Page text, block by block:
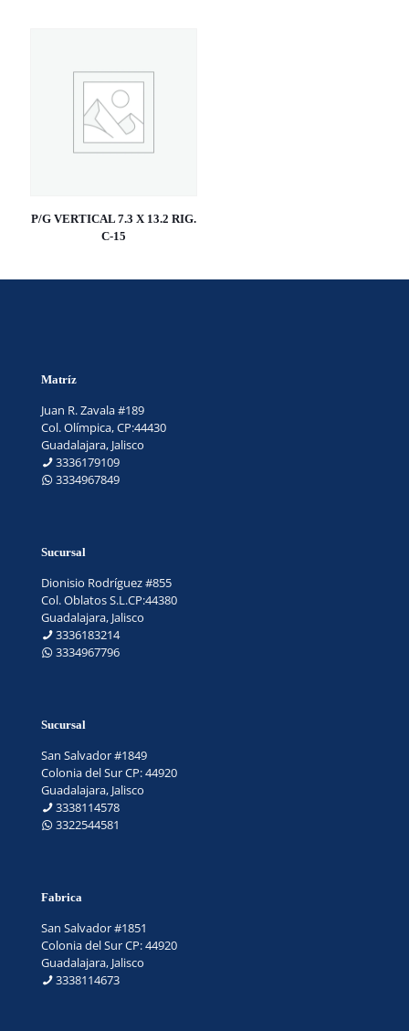
P/G VERTICAL 7.3 X 13.2 RIG.
C-15
Matríz
Juan R. Zavala #189
Col. Olímpica, CP:44430
Guadalajara, Jalisco
3336179109
3334967849
Sucursal
Dionisio Rodríguez #855
Col. Oblatos S.L.CP:44380
Guadalajara, Jalisco
3336183214
3334967796
Sucursal
San Salvador #1849
Colonia del Sur CP: 44920
Guadalajara, Jalisco
3338114578
3322544581
Fabrica
San Salvador #1851
Colonia del Sur CP: 44920
Guadalajara, Jalisco
3338114673